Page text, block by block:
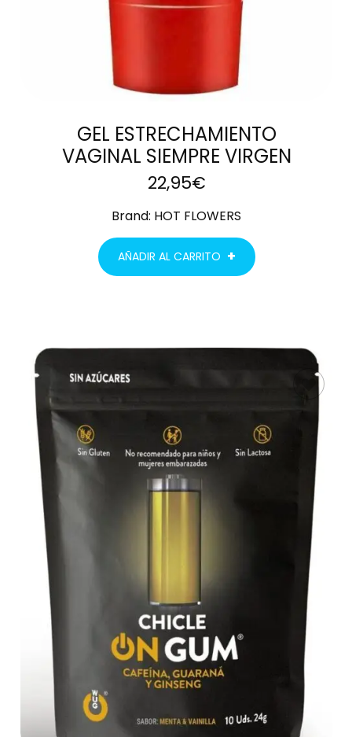
GEL ESTRECHAMIENTO
VAGINAL SIEMPRE VIRGEN
22,95€
Brand: HOT FLOWERS
AÑADIR AL CARRITO